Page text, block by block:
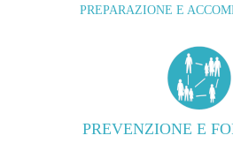
PREPARAZIONE E
PREVENZIONE E